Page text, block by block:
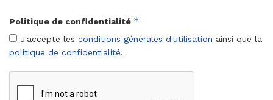
Politique de confidentialité *
J'accepte les conditions générales d'utilisation ainsi que la
politique de confidentialité.